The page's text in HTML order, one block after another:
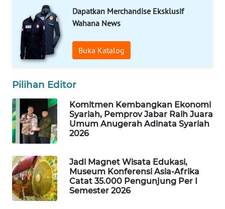
Dapatkan Merchandise Eksklusif
Wahana News
Buka Katalog
Pilihan Editor
Komitmen Kembangkan Ekonomi
Syariah, Pemprov Jabar Raih Juara
Umum Anugerah Adinata Syariah
2026
Jadi Magnet Wisata Edukasi,
Museum Konferensi Asia-Afrika
Catat 35.000 Pengunjung Per I
Semester 2026
MKLI
LPKKI
LKKI
KOPEKLIN
PORTAL
KONSUMEN
FORWAMKI
ALPERKLINAS